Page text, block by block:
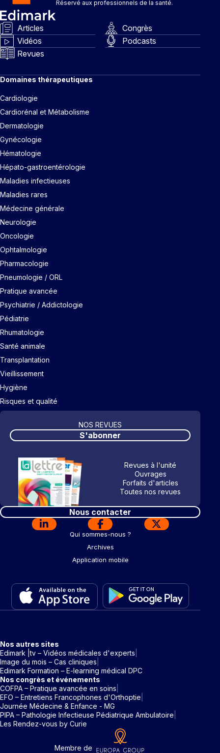
Réservé aux professionnels de la santé.
Articles
Congrès
Vidéos
Podcasts
Revues
Domaines thérapeutiques
Cardiologie
Cardiorénal et Métabolisme
Dermatologie
Gynécologie
Hématologie
Hépato-gastroentérologie
Maladies infectieuses
Maladies rares
Médecine générale
Neurologie
Oncologie
Ophtalmologie
Pharmacologie
Pneumologie / ORL
Pratique avancée
Psychiatrie / Addictologie
Pédiatrie
Rhumatologie
Santé animale
Transplantation
Vieillissement
Hygiène
Risques et qualité
NOS REVUES
S'abonner
Revues à l'unité
Ouvrages
Forfaits d'articles
Toutes nos revues
Nous contacter
Qui sommes-nous ?
Archives
Application mobile
Nos autres sites
Edimark |tv – Vidéos médicales d'experts
Image du mois – Cas cliniques
Edimark Formation – E-learning médical DPC
Nos congrès et événements
COFPA – Pratique avancée en soins
EFO – Entretiens Francophones d'Orthoptie
Journée Médecine & Enfance - MG
PIPA – Pathologie Infectieuse Pédiatrique Ambulatoire
Les Rendez-vous by Curie
Membre de